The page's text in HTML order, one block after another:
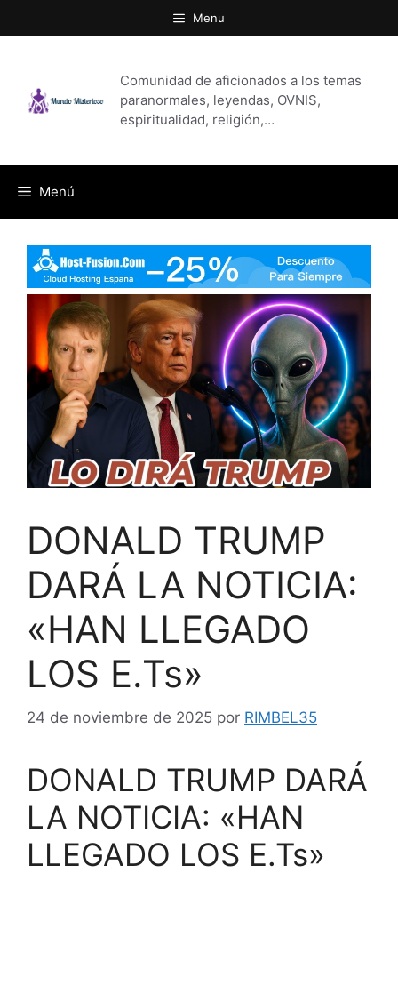
al
Menu
Comunidad de aficionados a los temas
paranormales, leyendas, OVNIS,
espiritualidad, religión,…
Menú
DONALD TRUMP
DARÁ LA NOTICIA:
«HAN LLEGADO
LOS E.Ts»
24 de noviembre de 2025 por RIMBEL35
DONALD TRUMP DARÁ
LA NOTICIA: «HAN
LLEGADO LOS E.Ts»